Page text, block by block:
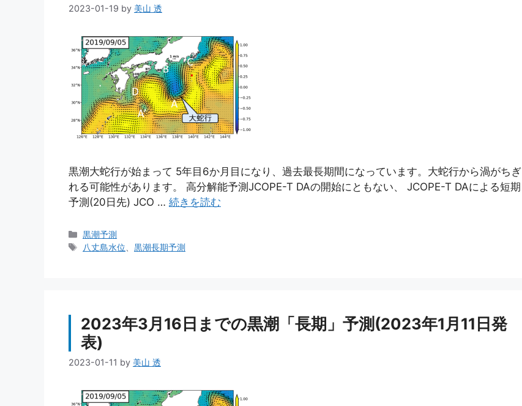
2023-01-19 by 美山 透
黒潮大蛇行が始まって 5年目6か月目になり、過去最長期間になっています。大蛇行から渦がちぎ
れる可能性があります。 高分解能予測JCOPE-T DAの開始にともない、 JCOPE-T DAによる短期
予測(20日先) JCO … 続きを読む
カ
テ
黒潮予測
タ
八丈島水位 、黒潮長期予測
2023年3月16日までの黒潮「長期」予測(2023年1月11日発
表)
2023-01-11 by 美山 透